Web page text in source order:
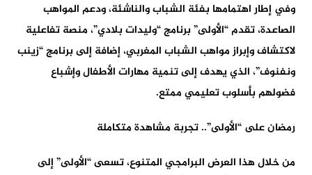
وفي إطار اهتمامها بفئة الشباب والناشئة، ودعم المواهب
الصاعدة، تقدم “الأولى” برنامج “وليدات بلادي”، منصة تفاعلية
لاكتشاف وإبراز مواهب الشباب المغربي، إضافة إلى برنامج “زينب
ونفنوف”، الذي يهدف إلى تنمية مهارات الأطفال وإشباع
فضولهم بأسلوب تعليمي ممتع.
رمضان على “الأولى”.. تجربة مشاهدة متكاملة
من خلال هذا العرض البرامجي المتنوع، تسعى “الأولى” إلى